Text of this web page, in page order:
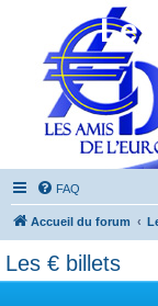
FAQ
Accueil du forum
Les € billets